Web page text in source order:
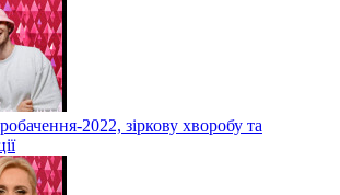
2022, зіркову хворобу та